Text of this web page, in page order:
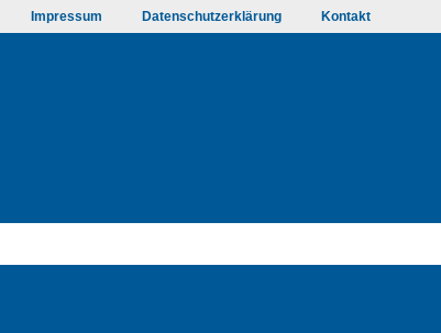
Impressum Datenschutzerklärung Kontakt